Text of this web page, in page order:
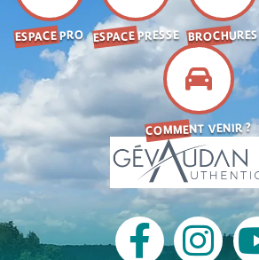
ESPACE PRO ESPACE PRESSE BROCHURES
COMMENT VENIR ?